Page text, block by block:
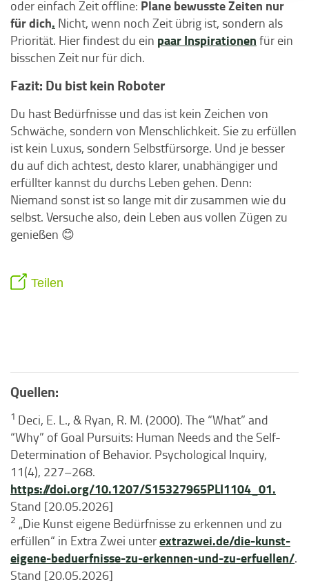
oder einfach Zeit offline: Plane bewusste Zeiten nur
für dich. Nicht, wenn noch Zeit übrig ist, sondern als
Priorität. Hier findest du ein paar Inspirationen für ein
bisschen Zeit nur für dich.
Fazit: Du bist kein Roboter
Du hast Bedürfnisse und das ist kein Zeichen von
Schwäche, sondern von Menschlichkeit. Sie zu erfüllen
ist kein Luxus, sondern Selbstfürsorge. Und je besser
du auf dich achtest, desto klarer, unabhängiger und
erfüllter kannst du durchs Leben gehen. Denn:
Niemand sonst ist so lange mit dir zusammen wie du
selbst. Versuche also, dein Leben aus vollen Zügen zu
genießen 😊
Teilen
Quellen:
1 Deci, E. L., & Ryan, R. M. (2000). The “What” and
“Why” of Goal Pursuits: Human Needs and the Self-
Determination of Behavior. Psychological Inquiry,
11(4), 227–268.
https://doi.org/10.1207/S15327965PLI1104_01.
Stand [20.05.2026]
2 „Die Kunst eigene Bedürfnisse zu erkennen und zu
erfüllen“ in Extra Zwei unterextrazwei.de/die-kunst-
eigene-beduerfnisse-zu-erkennen-und-zu-erfuellen/.
Stand [20.05.2026]